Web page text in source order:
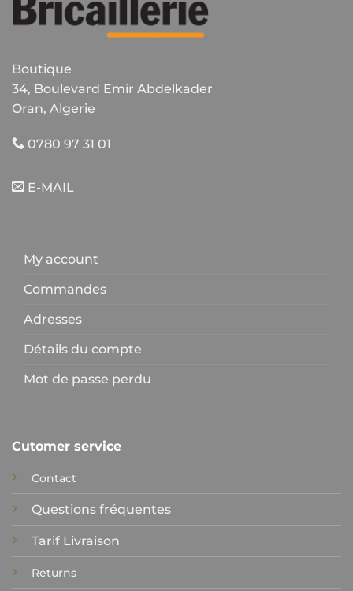
Boutique
34, Boulevard Emir Abdelkader
Oran, Algerie
0780 97 31 01
E-MAIL
My account
Commandes
Adresses
Détails du compte
Mot de passe perdu
Cutomer service
Contact
Questions fréquentes
Tarif Livraison
Returns